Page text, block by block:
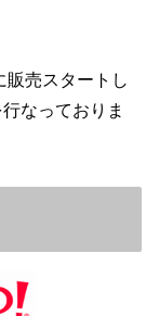
販売スタートし
なっておりま